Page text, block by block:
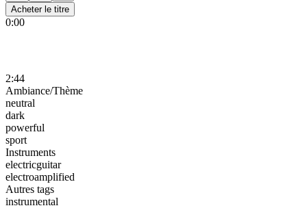
Acheter le titre
0:00
2:44
Ambiance/Thème
neutral
dark
powerful
sport
Instruments
electricguitar
electroamplified
Autres tags
instrumental